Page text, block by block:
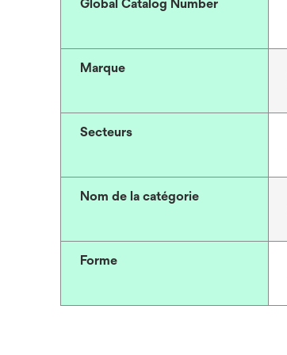
Global Catalog Number
Marque
Secteurs
Nom de la catégorie
Forme